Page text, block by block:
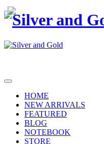
toggle
navigation
HOME
NEW ARRIVALS
FEATURED
BLOG
NOTEBOOK
STORE